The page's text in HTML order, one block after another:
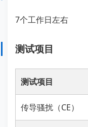
7个工作日左右
测试项目
测试项目
传导骚扰（CE）